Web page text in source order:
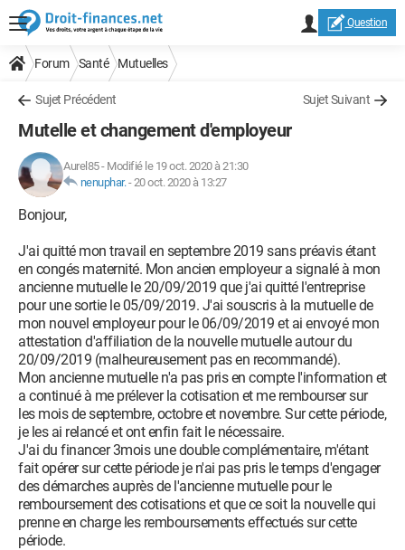
Question
Forum Santé Mutuelles
Sujet Précédent Sujet Suivant
Mutelle et changement d'employeur
Aurel85- Modifié le 19 oct. 2020 à 21:30
nenuphar.-20 oct. 2020 à 13:27
Bonjour,
J'ai quitté mon travail en septembre 2019 sans préavis étant
en congés maternité. Mon ancien employeur a signalé à mon
ancienne mutuelle le 20/09/2019 que j'ai quitté l'entreprise
pour une sortie le 05/09/2019. J'ai souscris à la mutuelle de
mon nouvel employeur pour le 06/09/2019 et ai envoyé mon
attestation d'affiliation de la nouvelle mutuelle autour du
20/09/2019 (malheureusement pas en recommandé).
Mon ancienne mutuelle n'a pas pris en compte l'information et
a continué à me prélever la cotisation et me rembourser sur
les mois de septembre, octobre et novembre. Sur cette période,
je les ai relancé et ont enfin fait le nécessaire.
J'ai du financer 3mois une double complémentaire, m'étant
fait opérer sur cette période je n'ai pas pris le temps d'engager
des démarches auprès de l'ancienne mutuelle pour le
remboursement des cotisations et que ce soit la nouvelle qui
prenne en charge les remboursements effectués sur cette
période.